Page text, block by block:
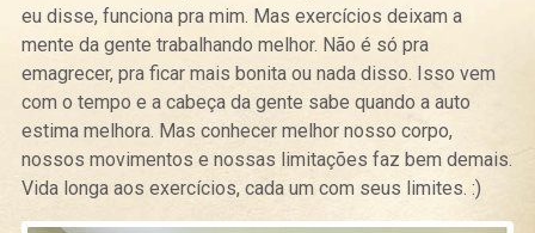
eu disse, funciona pra mim. Mas exercícios deixam a
mente da gente trabalhando melhor. Não é só pra
emagrecer, pra ficar mais bonita ou nada disso. Isso vem
com o tempo e a cabeça da gente sabe quando a auto
estima melhora. Mas conhecer melhor nosso corpo,
nossos movimentos e nossas limitações faz bem demais.
Vida longa aos exercícios, cada um com seus limites. :)